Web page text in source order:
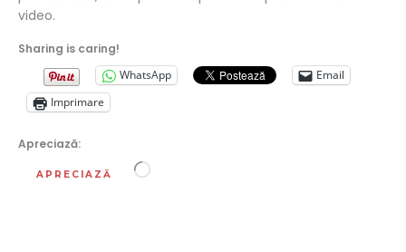
video.
Sharing is caring!
WhatsApp
Email
Imprimare
Apreciază:
APRECIAZĂ Încarc...